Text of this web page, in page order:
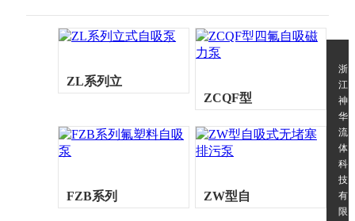
ZL系列立
式自吸泵
ZCQF型
四氟自吸
磁力泵
FZB系列 ZW型自
浙
江
神
华
流
体
科
技
有
限